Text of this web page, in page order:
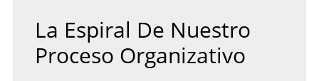
La Espiral De Nuestro
Proceso Organizativo